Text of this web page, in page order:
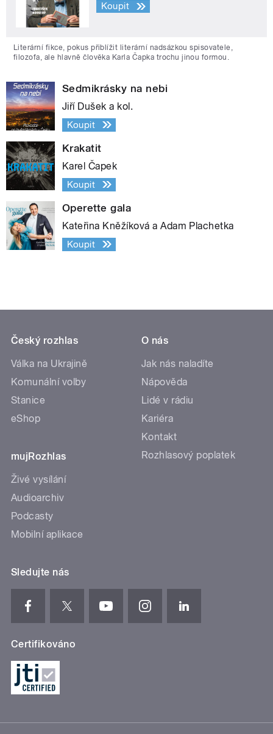
Koupit
Literární fikce, pokus přiblížit literární nadsázkou spisovatele,
filozofa, ale hlavně člověka Karla Čapka trochu jinou formou.
Sedmikrásky na nebi
Jiří Dušek a kol.
Koupit
Krakatit
Karel Čapek
Koupit
Operette gala
Kateřina Kněžíková a Adam Plachetka
Koupit
Český rozhlas
Válka na Ukrajině
Komunální volby
Stanice
eShop
mujRozhlas
Živé vysílání
Audioarchiv
Podcasty
Mobilní aplikace
O nás
Jak nás naladíte
Nápověda
Lidé v rádiu
Kariéra
Kontakt
Rozhlasový poplatek
Sledujte nás
Certifikováno